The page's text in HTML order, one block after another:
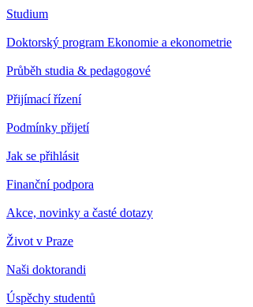
Studium
Doktorský program Ekonomie a ekonometrie
Průběh studia & pedagogové
Přijímací řízení
Podmínky přijetí
Jak se přihlásit
Finanční podpora
Akce, novinky a časté dotazy
Život v Praze
Naši doktorandi
Úspěchy studentů